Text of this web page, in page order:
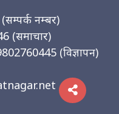
(सम्पर्क नम्बर)
(समाचार)
(विज्ञापन)